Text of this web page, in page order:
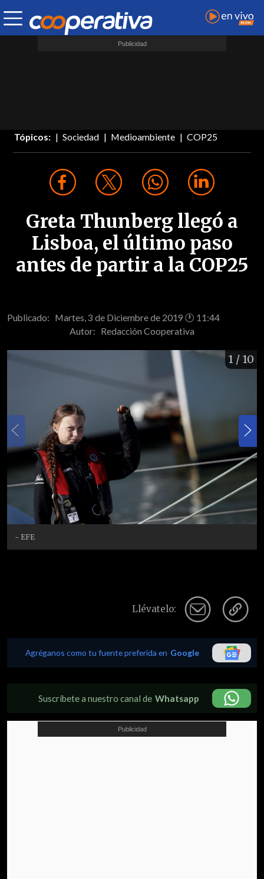
Tópicos: Sociedad Medioambiente COP25
Greta Thunberg llegó a
Lisboa, el último paso
antes de partir a la COP25
Publicado: Martes, 3 de Diciembre de 2019 🕐 11:44
Autor: Redacción Cooperativa
1 / 10
- EFE
Llévatelo:
Agréganos como tu fuente preferida en Google
Suscríbete a nuestro canal de Whatsapp